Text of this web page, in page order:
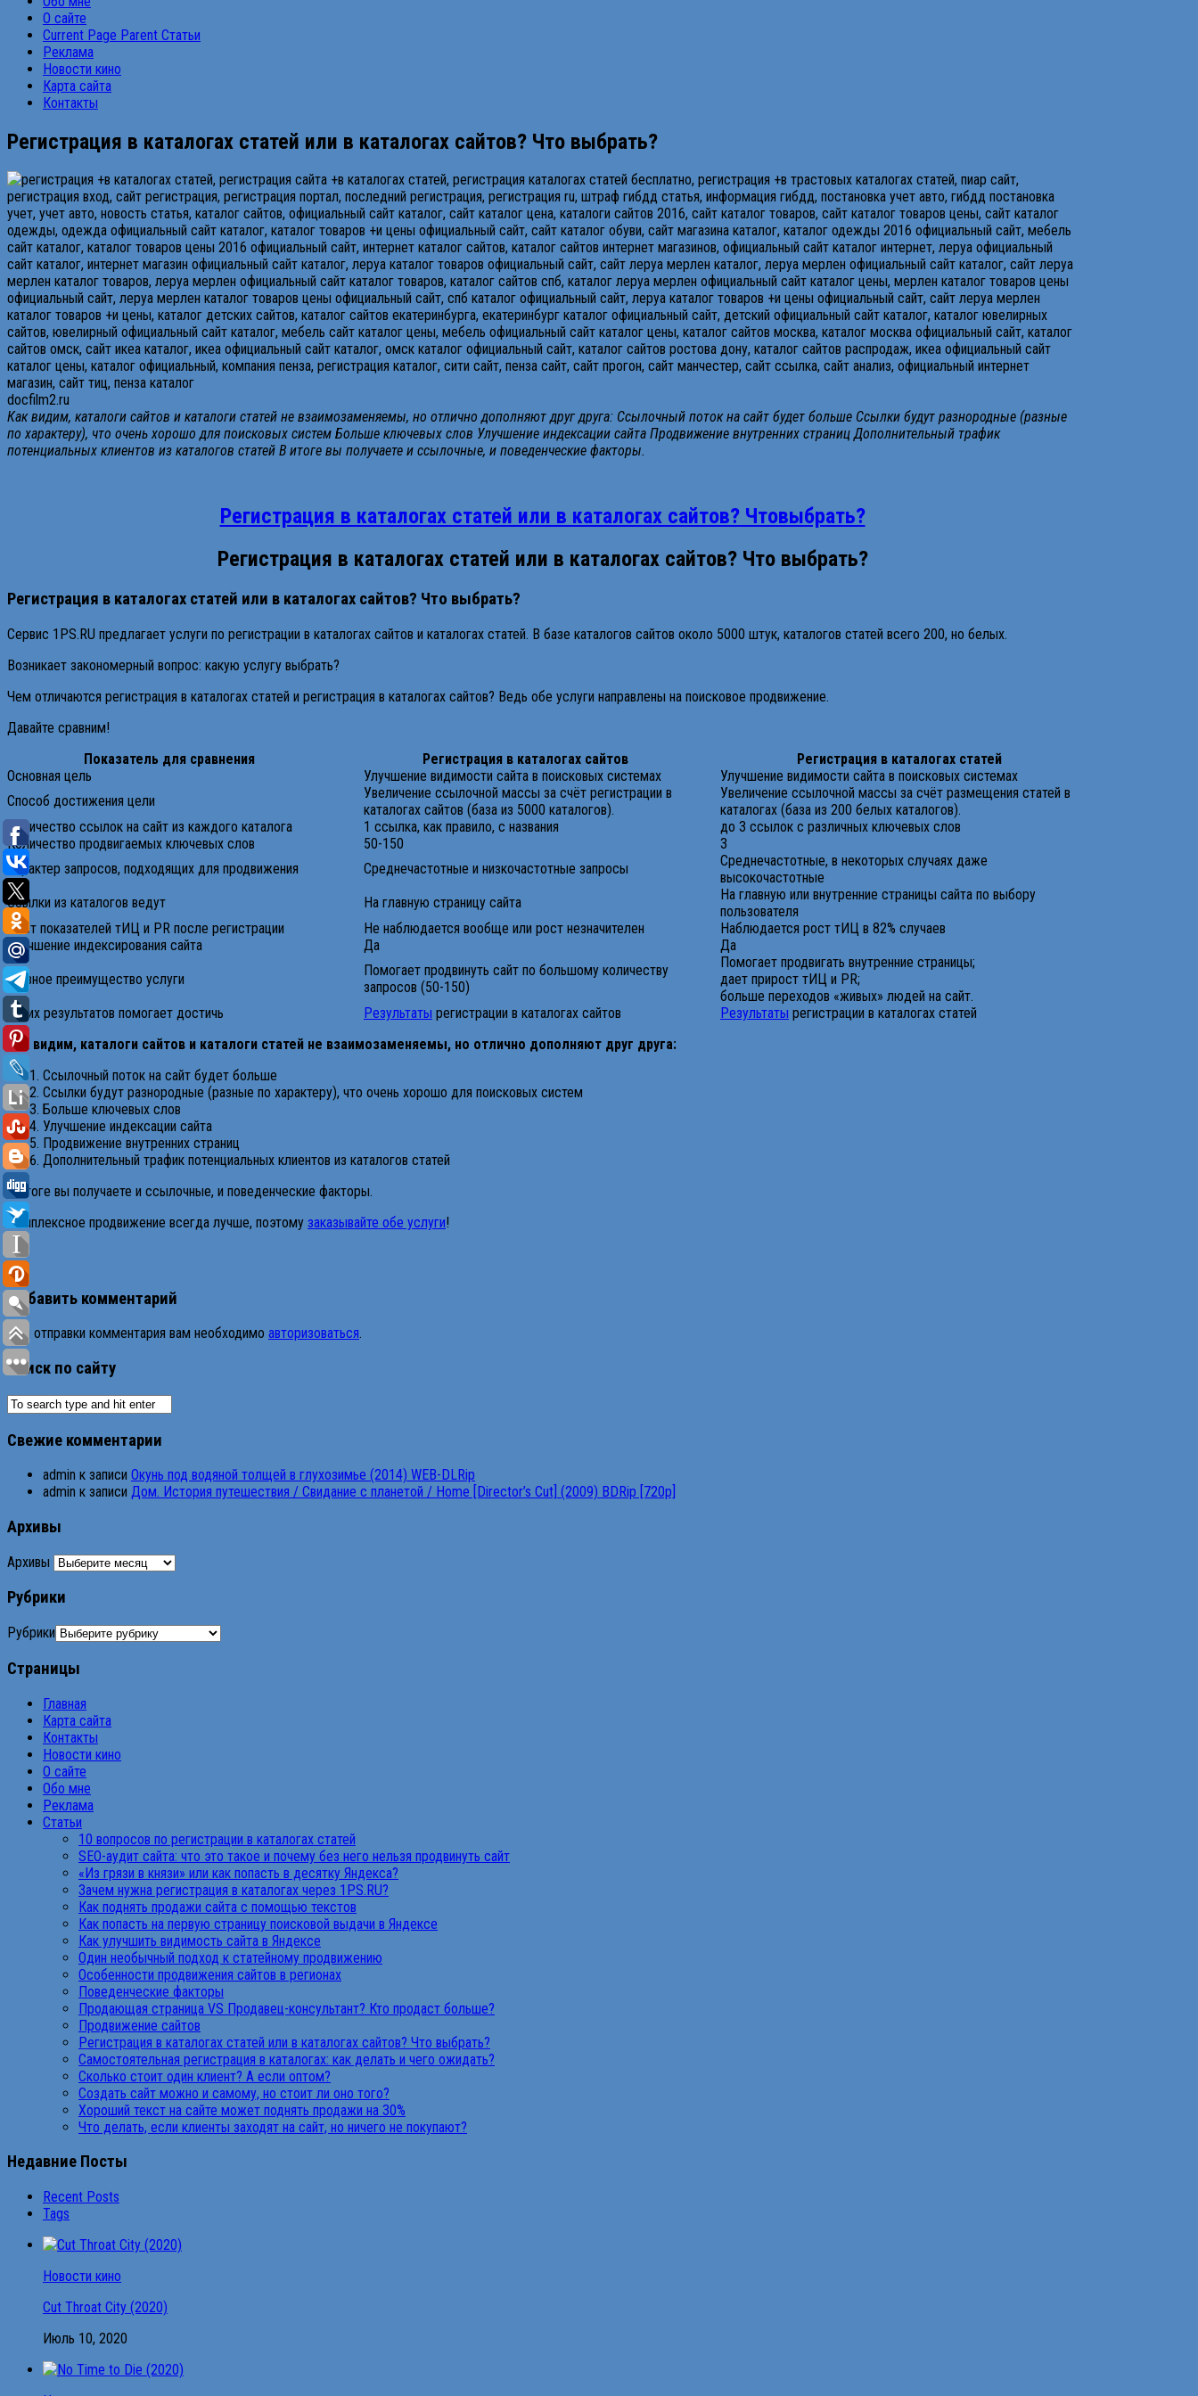
О сайте
Current Page Parent Статьи
Реклама
Новости кино
Карта сайта
Контакты
Регистрация в каталогах статей или в каталогах сайтов? Что выбрать?
docfilm2.ru
Как видим, каталоги сайтов и каталоги статей не взаимозаменяемы, но отлично дополняют друг друга: Ссылочный поток на сайт будет больше Ссылки будут разнородные (разные
по характеру), что очень хорошо для поисковых систем Больше ключевых слов Улучшение индексации сайта Продвижение внутренних страниц Дополнительный трафик
потенциальных клиентов из каталогов статей В итоге вы получаете и ссылочные, и поведенческие факторы.
Регистрация в каталогах статей или в каталогах сайтов? Чтовыбрать?
Регистрация в каталогах статей или в каталогах сайтов? Что выбрать?
Регистрация в каталогах статей или в каталогах сайтов? Что выбрать?
Сервис 1PS.RU предлагает услуги по регистрации в каталогах сайтов и каталогах статей. В базе каталогов сайтов около 5000 штук, каталогов статей всего 200, но белых.
Возникает закономерный вопрос: какую услугу выбрать?
Чем отличаются регистрация в каталогах статей и регистрация в каталогах сайтов? Ведь обе услуги направлены на поисковое продвижение.
Давайте сравним!
Показатель для сравнения
Регистрация в каталогах сайтов
Регистрация в каталогах статей
Основная цель
Улучшение видимости сайта в поисковых системах
Улучшение видимости сайта в поисковых системах
Способ достижения цели
Увеличение ссылочной массы за счёт регистрации в
каталогах сайтов (база из 5000 каталогов).
Увеличение ссылочной массы за счёт размещения статей в
каталогах (база из 200 белых каталогов).
Количество ссылок на сайт из каждого каталога
1 ссылка, как правило, с названия
до 3 ссылок с различных ключевых слов
Количество продвигаемых ключевых слов
50-150
3
Характер запросов, подходящих для продвижения
Среднечастотные и низкочастотные запросы
Среднечастотные, в некоторых случаях даже
высокочастотные
Ссылки из каталогов ведут
На главную страницу сайта
На главную или внутренние страницы сайта по выбору
пользователя
Рост показателей тИЦ и PR после регистрации
Не наблюдается вообще или рост незначителен
Наблюдается рост тИЦ в 82% случаев
Улучшение индексирования сайта
Да
Да
Главное преимущество услуги
Помогает продвинуть сайт по большому количеству
запросов (50-150)
Помогает продвигать внутренние страницы;
дает прирост тИЦ и PR;
больше переходов «живых» людей на сайт.
Каких результатов помогает достичь
Результаты регистрации в каталогах сайтов Результаты регистрации в каталогах статей
Как видим, каталоги сайтов и каталоги статей не взаимозаменяемы, но отлично дополняют друг друга:
Ссылочный поток на сайт будет больше
Ссылки будут разнородные (разные по характеру), что очень хорошо для поисковых систем
Больше ключевых слов
Улучшение индексации сайта
Продвижение внутренних страниц
Дополнительный трафик потенциальных клиентов из каталогов статей
В итоге вы получаете и ссылочные, и поведенческие факторы.
Комплексное продвижение всегда лучше, поэтому заказывайте обе услуги!
Добавить комментарий
Для отправки комментария вам необходимо авторизоваться.
Поиск по сайту
Свежие комментарии
admin к записи Окунь под водяной толщей в глухозимье (2014) WEB-DLRip
admin к записи Дом. История путешествия / Свидание с планетой / Home [Director’s Cut] (2009) BDRip [720p]
Архивы
Архивы
Рубрики
Рубрики
Страницы
Главная
Карта сайта
Контакты
Новости кино
О сайте
Обо мне
Реклама
Статьи
10 вопросов по регистрации в каталогах статей
SEO-аудит сайта: что это такое и почему без него нельзя продвинуть сайт
«Из грязи в князи» или как попасть в десятку Яндекса?
Зачем нужна регистрация в каталогах через 1PS.RU?
Как поднять продажи сайта с помощью текстов
Как попасть на первую страницу поисковой выдачи в Яндексе
Как улучшить видимость сайта в Яндексе
Один необычный подход к статейному продвижению
Особенности продвижения сайтов в регионах
Поведенческие факторы
Продающая страница VS Продавец-консультант? Кто продаст больше?
Продвижение сайтов
Регистрация в каталогах статей или в каталогах сайтов? Что выбрать?
Самостоятельная регистрация в каталогах: как делать и чего ожидать?
Сколько стоит один клиент? А если оптом?
Создать сайт можно и самому, но стоит ли оно того?
Хороший текст на сайте может поднять продажи на 30%
Что делать, если клиенты заходят на сайт, но ничего не покупают?
Недавние Посты
Recent Posts
Tags
Новости кино
Cut Throat City (2020)
Июль 10, 2020